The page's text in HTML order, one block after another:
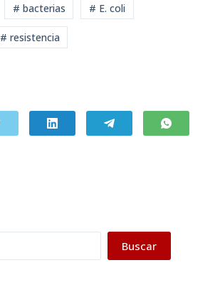
# bacterias # E. coli
# resistencia
Buscar